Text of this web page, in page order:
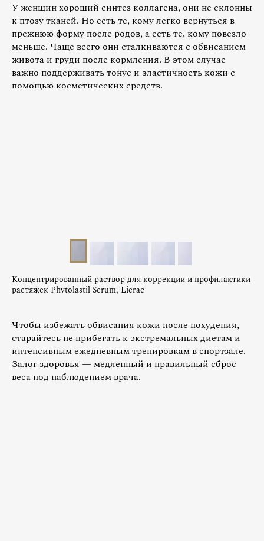
У женщин хороший синтез коллагена, они не склонны
к птозу тканей. Но есть те, кому легко вернуться в
прежнюю форму после родов, а есть те, кому повезло
меньше. Чаще всего они сталкиваются с обвисанием
живота и груди после кормления. В этом случае
важно поддерживать тонус и эластичность кожи с
помощью косметических средств.
Концентрированный раствор для коррекции и профилактики
растяжек Phytolastil Serum, Lierac
Чтобы избежать обвисания кожи после похудения,
старайтесь не прибегать к экстремальных диетам и
интенсивным ежедневным тренировкам в спортзале.
Залог здоровья — медленный и правильный сброс
веса под наблюдением врача.